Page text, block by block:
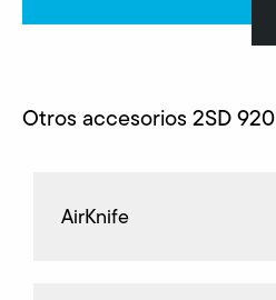
Otros accesorios 2SD 920
AirKnife